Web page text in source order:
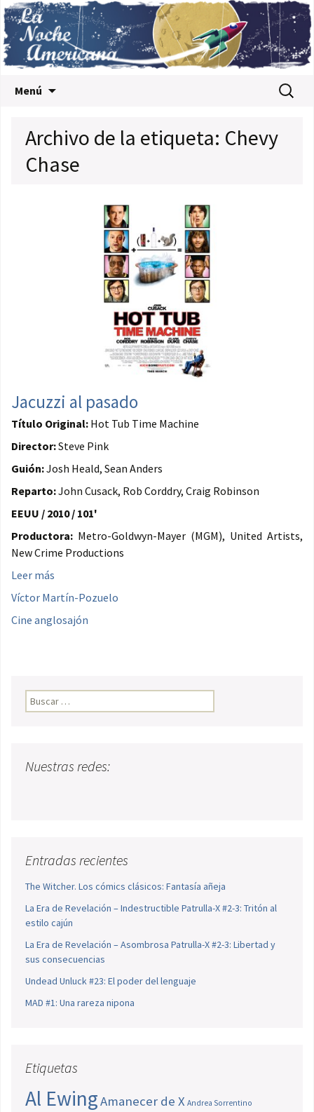
Menú Buscar:
Archivo de la etiqueta: Chevy
Chase
Jacuzzi al pasado
Título Original: Hot Tub Time Machine
Director:Steve Pink
Guión:Josh Heald, Sean Anders
Reparto:John Cusack, Rob Corddry, Craig Robinson
EEUU / 2010 / 101'
Productora: Metro-Goldwyn-Mayer (MGM), United Artists,
New Crime Productions
Leer más
Víctor Martín-Pozuelo
Cine anglosajón
Buscar:
Nuestras redes:
Entradas recientes
The Witcher. Los cómics clásicos: Fantasía añeja
La Era de Revelación – Indestructible Patrulla-X #2-3: Tritón al
estilo cajún
La Era de Revelación – Asombrosa Patrulla-X #2-3: Libertad y
sus consecuencias
Undead Unluck #23: El poder del lenguaje
MAD #1: Una rareza nipona
Etiquetas
Al EwingAmanecer de X Andrea Sorrentino